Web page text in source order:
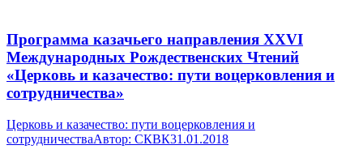
Программа казачьего направления XXVI
Международных Рождественских Чтений
«Церковь и казачество: пути воцерковления и
сотрудничества»
Церковь и казачество: пути воцерковления и
сотрудничестваАвтор: СКВК31.01.2018